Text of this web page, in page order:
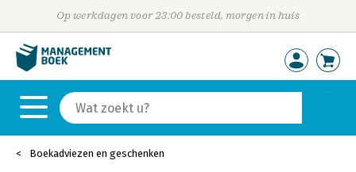
Op werkdagen voor 23:00 besteld, morgen in huis
Boekadviezen en geschenken